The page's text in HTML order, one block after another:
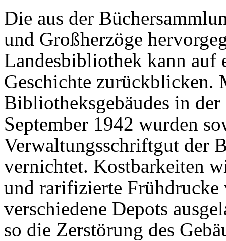
Die aus der
und Großherzöge
Landesbibliothek kann auf
Geschichte zurückblicken.
Bibliotheksgebäudes in
September 1942 wurden
Verwaltungsschriftgut der
vernichtet. Kostbarkeiten
und rarifizierte Frühdrucke
verschiedene Depots
so die Zerstörung des